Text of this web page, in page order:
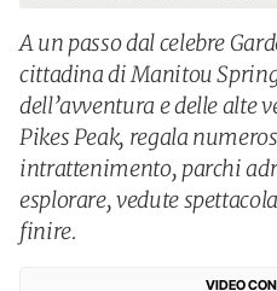
A un passo dal celebre
cittadina di Manitou
dell’avventura e delle alte
Pikes Peak, regala
intrattenimento, parchi
esplorare, vedute
finire.
VIDEO